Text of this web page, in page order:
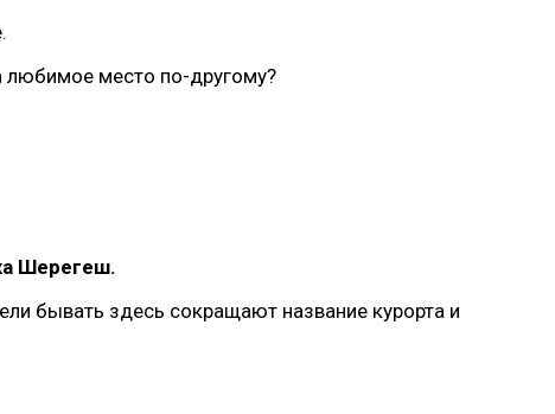
любимое место по-другому?
Шерегеш.
бывать здесь сокращают название курорта и